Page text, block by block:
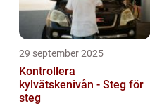
29 september 2025
Kontrollera
kylvätskenivån - Steg för
steg